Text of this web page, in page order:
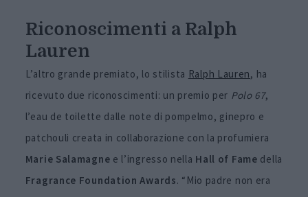
Riconoscimenti a Ralph
Lauren
L’altro grande premiato, lo stilista Ralph Lauren, ha
ricevuto due riconoscimenti: un premio per Polo 67,
l’eau de toilette dalle note di pompelmo, ginepro e
patchouli creata in collaborazione con la profumiera
Marie Salamagne e l’ingresso nella Hall of Fame della
Fragrance Foundation Awards. “Mio padre non era